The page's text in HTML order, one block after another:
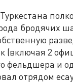
бродячих
(включая 2
фельдшера и
отрядом